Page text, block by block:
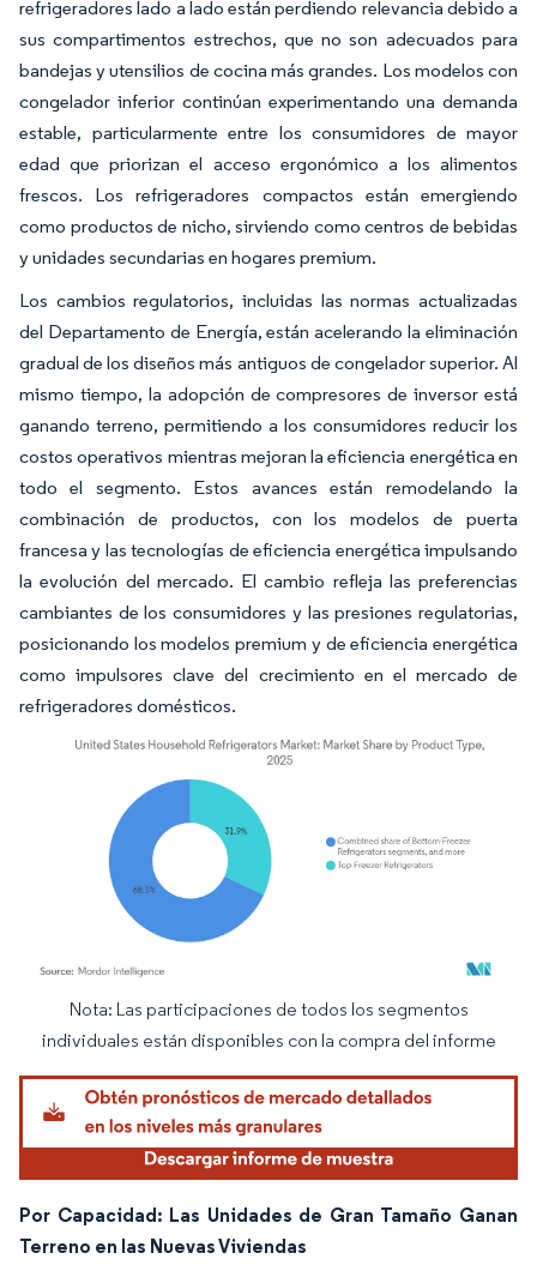
refrigeradores lado a lado están perdiendo relevancia debido a
sus compartimentos estrechos, que no son adecuados para
bandejas y utensilios de cocina más grandes. Los modelos con
congelador inferior continúan experimentando una demanda
estable, particularmente entre los consumidores de mayor
edad que priorizan el acceso ergonómico a los alimentos
frescos. Los refrigeradores compactos están emergiendo
como productos de nicho, sirviendo como centros de bebidas
y unidades secundarias en hogares premium.
Los cambios regulatorios, incluidas las normas actualizadas
del Departamento de Energía, están acelerando la eliminación
gradual de los diseños más antiguos de congelador superior. Al
mismo tiempo, la adopción de compresores de inversor está
ganando terreno, permitiendo a los consumidores reducir los
costos operativos mientras mejoran la eficiencia energética en
todo el segmento. Estos avances están remodelando la
combinación de productos, con los modelos de puerta
francesa y las tecnologías de eficiencia energética impulsando
la evolución del mercado. El cambio refleja las preferencias
cambiantes de los consumidores y las presiones regulatorias,
posicionando los modelos premium y de eficiencia energética
como impulsores clave del crecimiento en el mercado de
refrigeradores domésticos.
Imagen © Mordor Intelligence. El uso requiere atribución según CC BY 4.0.
Nota: Las participaciones de todos los segmentos
individuales están disponibles con la compra del informe
Por Capacidad: Las Unidades de Gran Tamaño Ganan
Terreno en las Nuevas Viviendas